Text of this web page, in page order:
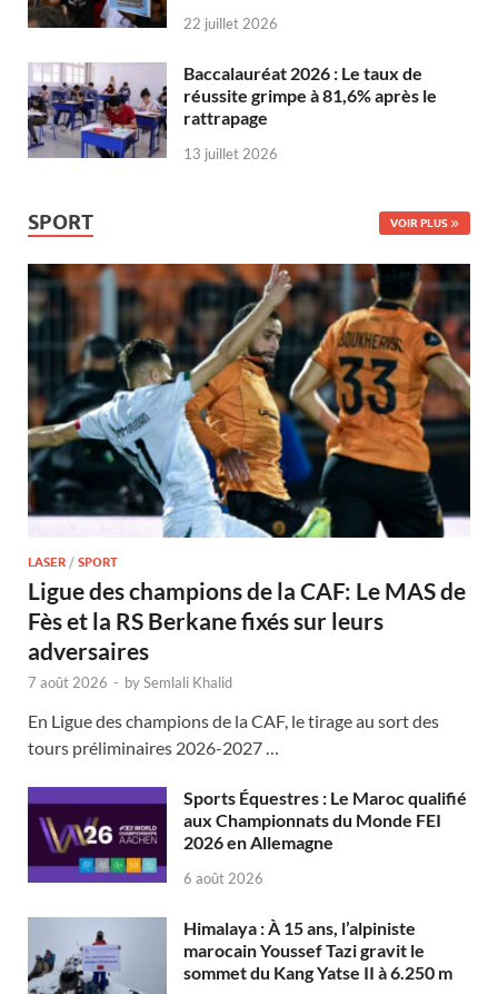
22 juillet 2026
Baccalauréat 2026 : Le taux de
réussite grimpe à 81,6% après le
rattrapage
13 juillet 2026
SPORT VOIR PLUS
LASER / SPORT
Ligue des champions de la CAF: Le MAS de
Fès et la RS Berkane fixés sur leurs
adversaires
7 août 2026 - bySemlali Khalid
En Ligue des champions de la CAF, le tirage au sort des
tours préliminaires 2026-2027 …
Sports Équestres : Le Maroc qualifié
aux Championnats du Monde FEI
2026 en Allemagne
6 août 2026
Himalaya : À 15 ans, l’alpiniste
marocain Youssef Tazi gravit le
sommet du Kang Yatse II à 6.250 m